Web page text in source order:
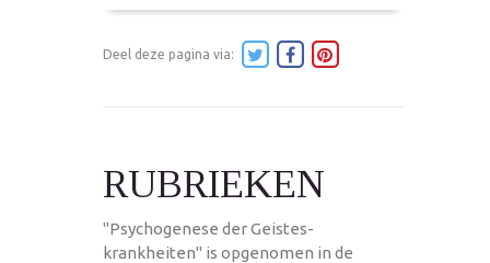
Deel deze pagina via:
RUBRIEKEN
"Psychogenese der Geistes-
krankheiten" is opgenomen in de